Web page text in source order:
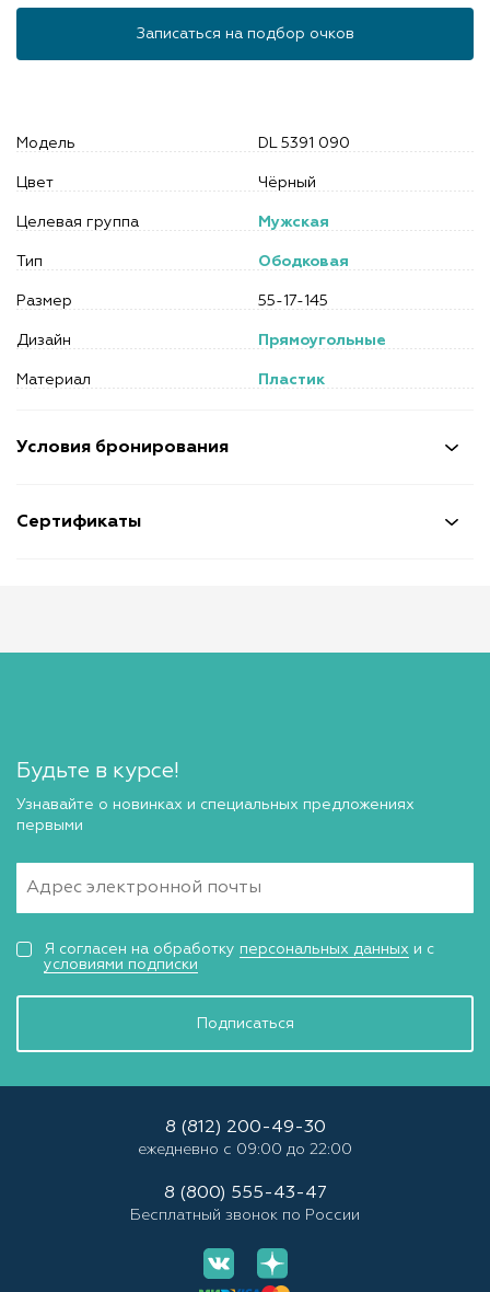
Условия бронирования
Сертификаты
Записаться на подбор очков
Модель DL 5391 090
Цвет Чёрный
Целевая группа Мужская
Тип Ободковая
Размер 55-17-145
Дизайн Прямоугольные
Материал Пластик
Будьте в курсе!
Узнавайте о новинках и специальных предложениях
первыми
Подписаться
Я согласен на обработку персональных данных и с
условиями подписки
8 (812) 200-49-30
ежедневно с 09:00 до 22:00
8 (800) 555-43-47
Бесплатный звонок по России